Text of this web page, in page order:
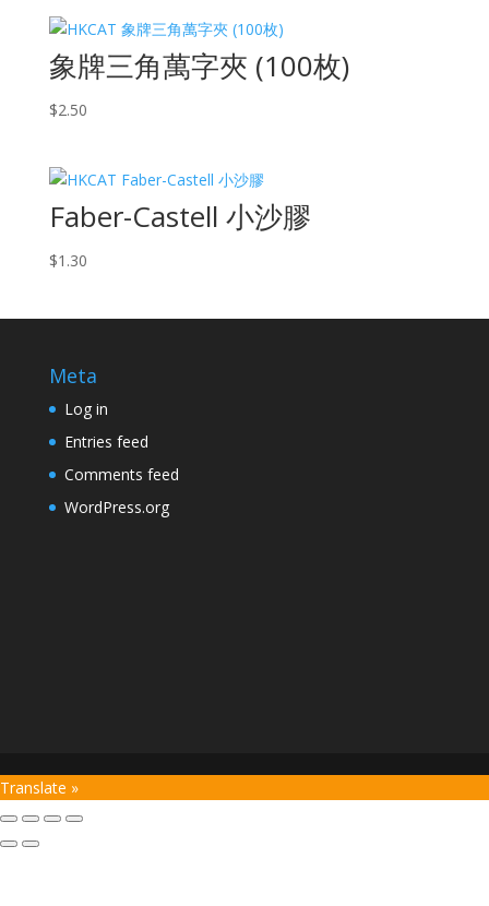
象牌三角萬字夾 (100枚)
$2.50
Faber-Castell 小沙膠
$1.30
Meta
Log in
Entries feed
Comments feed
WordPress.org
Translate »